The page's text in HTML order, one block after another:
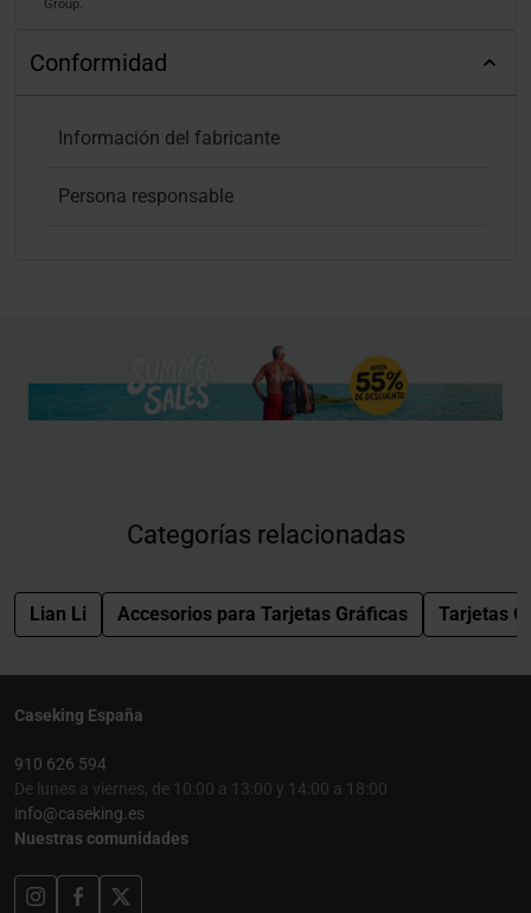
Group.
Conformidad
Información del fabricante
Persona responsable
Categorías relacionadas
Lian Li Accesorios para Tarjetas Gráficas Tarjetas
Caseking España
910 626 594
De lunes a viernes, de 10:00 a 13:00 y 14:00 a 18:00
info@caseking.es
Nuestras comunidades